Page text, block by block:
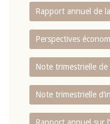
Rapport annuel de
Perspectives
Note trimestrielle
Note trimestrielle